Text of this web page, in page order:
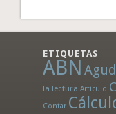
ETIQUETAS
ABN
la lectura Artículo
Contar